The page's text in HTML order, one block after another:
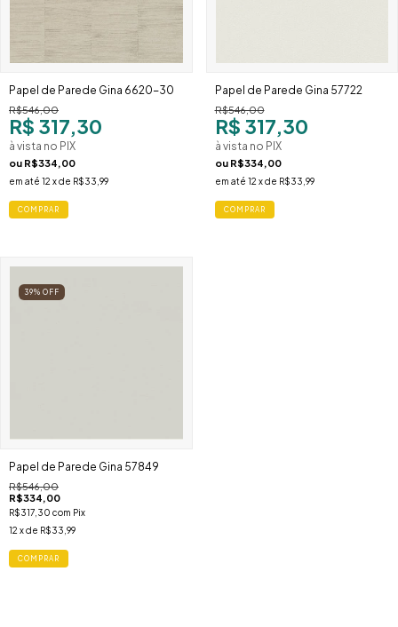
Papel de Parede Gina 6620-30
R$546,00
R$ 317,30
à vista no PIX
ou R$334,00
em até 12 x de R$33,99
Papel de Parede Gina 57722
R$546,00
R$ 317,30
à vista no PIX
ou R$334,00
em até 12 x de R$33,99
39% OFF
Papel de Parede Gina 57849
R$546,00
R$334,00
R$317,30 com Pix
12 x de R$33,99